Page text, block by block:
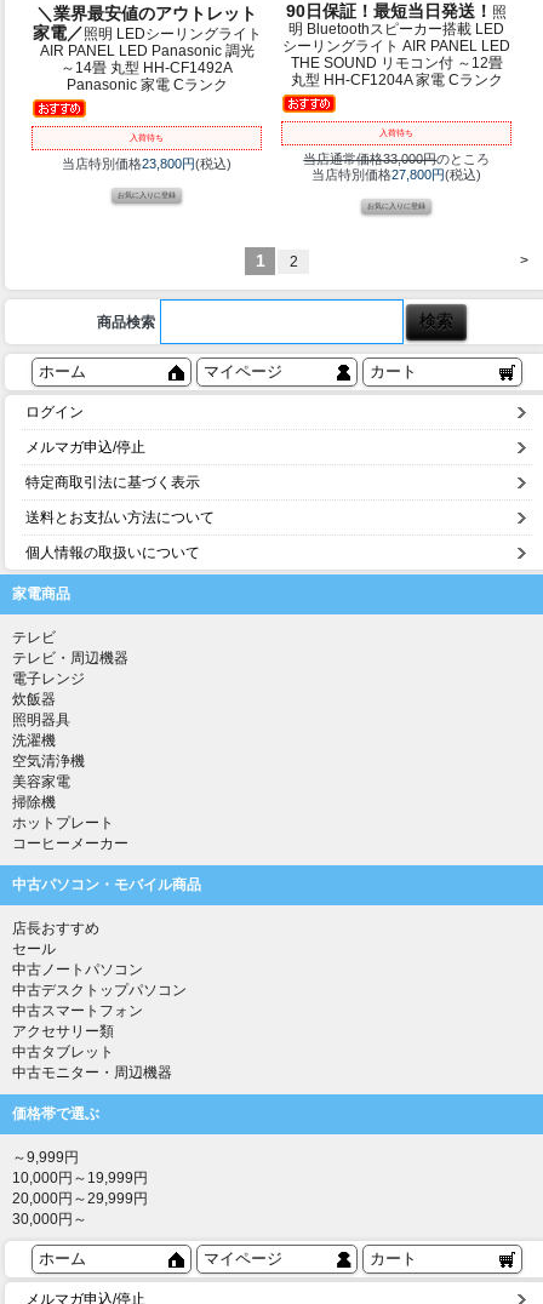
＼業界最安値のアウトレット
家電／照明 LEDシーリングライト
AIR PANEL LED Panasonic 調光
～14畳 丸型 HH-CF1492A
Panasonic 家電 Cランク
入荷待ち
当店特別価格23,800円(税込)
90日保証！最短当日発送！ 照
明 Bluetoothスピーカー搭載 LED
シーリングライト AIR PANEL LED
THE SOUND リモコン付 ～12畳
丸型 HH-CF1204A 家電 Cランク
入荷待ち
当店通常価格33,000円のところ
当店特別価格27,800円(税込)
>
1 2
商品検索
ホーム マイページ カート
ログイン
メルマガ申込/停止
特定商取引法に基づく表示
送料とお支払い方法について
個人情報の取扱いについて
家電商品
テレビ
テレビ・周辺機器
電子レンジ
炊飯器
照明器具
洗濯機
空気清浄機
美容家電
掃除機
ホットプレート
コーヒーメーカー
中古パソコン・モバイル商品
店長おすすめ
セール
中古ノートパソコン
中古デスクトップパソコン
中古スマートフォン
アクセサリー類
中古タブレット
中古モニター・周辺機器
価格帯で選ぶ
～9,999円
10,000円～19,999円
20,000円～29,999円
30,000円～
ホーム マイページ カート
メルマガ申込/停止